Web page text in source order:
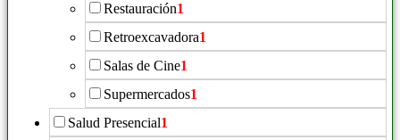
Restauración1
Retroexcavadora1
Salas de Cine1
Supermercados1
Salud Presencial1